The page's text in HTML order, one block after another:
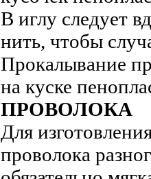
В иглу следует
нить, чтобы
Прокалывание
на куске
ПРОВОЛОКА
Для
проволока